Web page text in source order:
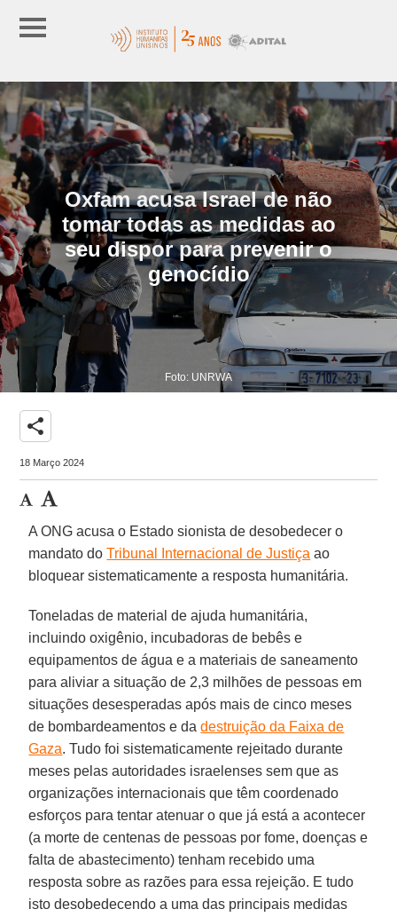
Oxfam acusa Israel de não
tomar todas as medidas ao
seu dispor para prevenir o
genocídio
Foto: UNRWA
share
18 Março 2024
A ONG acusa o Estado sionista de desobedecer o
mandato doTribunal Internacional de Justiça ao
bloquear sistematicamente a resposta humanitária.
Toneladas de material de ajuda humanitária,
incluindo oxigênio, incubadoras de bebês e
equipamentos de água e a materiais de saneamento
para aliviar a situação de 2,3 milhões de pessoas em
situações desesperadas após mais de cinco meses
de bombardeamentos e dadestruição da Faixa de
Gaza. Tudo foi sistematicamente rejeitado durante
meses pelas autoridades israelenses sem que as
organizações internacionais que têm coordenado
esforços para tentar atenuar o que já está a acontecer
(a morte de centenas de pessoas por fome, doenças e
falta de abastecimento) tenham recebido uma
resposta sobre as razões para essa rejeição. E tudo
isto desobedecendo a uma das principais medidas